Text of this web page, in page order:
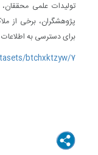
برای دسترسی به
btchxktzyw/7